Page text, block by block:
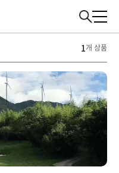
1개 상품